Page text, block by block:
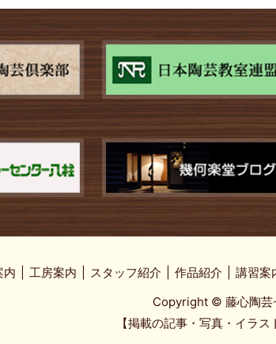
内 工房案内 スタッフ紹介 作品紹介 講習案
Copyright © 藤心陶芸
【掲載の記事・写真・イラ